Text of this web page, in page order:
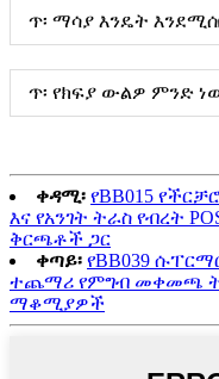
ጥ፡ ማሳያ እንዴት
ጥ፡ የክፍያ ውልዎ ምንድ
ቀዳሚ፡ የBB015
እና የአንገት ትራስ የብረት
ቅርጫቶች ጋር
ቀጣይ፡ የBB039
ተጨማሪ የምግብ መቀመጫ
ማቆሚያዎች